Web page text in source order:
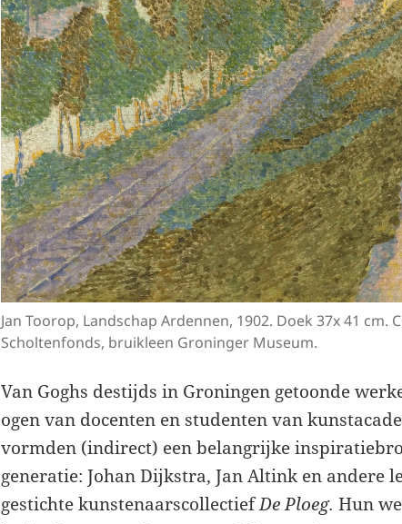
Jan Toorop, Landschap Ardennen, 1902. Doek 37x 41 cm.
Scholtenfonds, bruikleen Groninger Museum.
Van Goghs destijds in Groningen getoonde
ogen van docenten en studenten van
vormden (indirect) een belangrijke
generatie: Johan Dijkstra, Jan Altink en andere
gestichte kunstenaarscollectiefDe Ploeg. Hun